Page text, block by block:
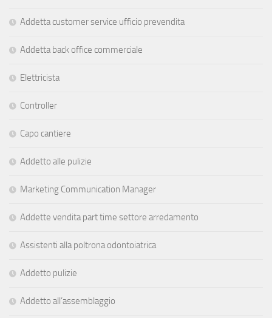
Addetta customer service ufficio prevendita
Addetta back office commerciale
Elettricista
Controller
Capo cantiere
Addetto alle pulizie
Marketing Communication Manager
Addette vendita part time settore arredamento
Assistenti alla poltrona odontoiatrica
Addetto pulizie
Addetto all’assemblaggio